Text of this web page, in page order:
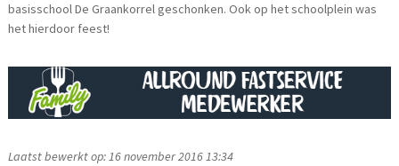
basisschool De Graankorrel geschonken. Ook op het schoolplein was
het hierdoor feest!
Laatst bewerkt op: 16 november 2016 13:34